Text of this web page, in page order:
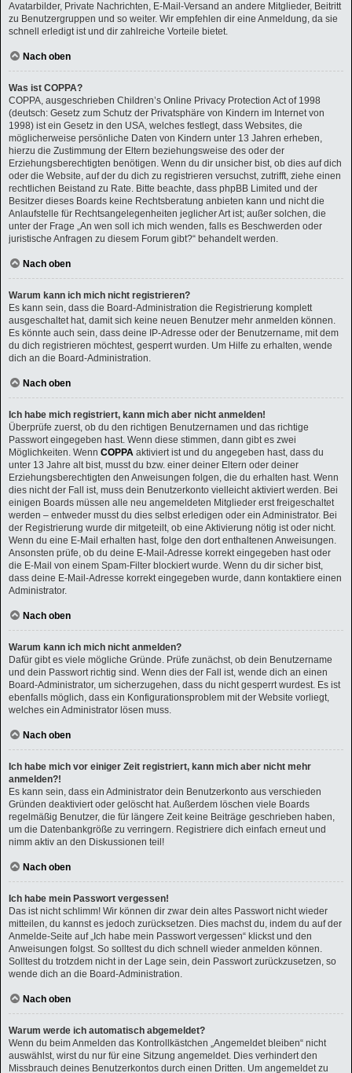
Avatarbilder, Private Nachrichten, E-Mail-Versand an andere Mitglieder, Beitritt
zu Benutzergruppen und so weiter. Wir empfehlen dir eine Anmeldung, da sie
schnell erledigt ist und dir zahlreiche Vorteile bietet.
Nach oben
Was ist COPPA?
COPPA, ausgeschrieben Children’s Online Privacy Protection Act of 1998
(deutsch: Gesetz zum Schutz der Privatsphäre von Kindern im Internet von
1998) ist ein Gesetz in den USA, welches festlegt, dass Websites, die
möglicherweise persönliche Daten von Kindern unter 13 Jahren erheben,
hierzu die Zustimmung der Eltern beziehungsweise des oder der
Erziehungsberechtigten benötigen. Wenn du dir unsicher bist, ob dies auf dich
oder die Website, auf der du dich zu registrieren versuchst, zutrifft, ziehe einen
rechtlichen Beistand zu Rate. Bitte beachte, dass phpBB Limited und der
Besitzer dieses Boards keine Rechtsberatung anbieten kann und nicht die
Anlaufstelle für Rechtsangelegenheiten jeglicher Art ist; außer solchen, die
unter der Frage „An wen soll ich mich wenden, falls es Beschwerden oder
juristische Anfragen zu diesem Forum gibt?“ behandelt werden.
Nach oben
Warum kann ich mich nicht registrieren?
Es kann sein, dass die Board-Administration die Registrierung komplett
ausgeschaltet hat, damit sich keine neuen Benutzer mehr anmelden können.
Es könnte auch sein, dass deine IP-Adresse oder der Benutzername, mit dem
du dich registrieren möchtest, gesperrt wurden. Um Hilfe zu erhalten, wende
dich an die Board-Administration.
Nach oben
Ich habe mich registriert, kann mich aber nicht anmelden!
Überprüfe zuerst, ob du den richtigen Benutzernamen und das richtige
Passwort eingegeben hast. Wenn diese stimmen, dann gibt es zwei
Möglichkeiten. Wenn COPPA aktiviert ist und du angegeben hast, dass du
unter 13 Jahre alt bist, musst du bzw. einer deiner Eltern oder deiner
Erziehungsberechtigten den Anweisungen folgen, die du erhalten hast. Wenn
dies nicht der Fall ist, muss dein Benutzerkonto vielleicht aktiviert werden. Bei
einigen Boards müssen alle neu angemeldeten Mitglieder erst freigeschaltet
werden – entweder musst du dies selbst erledigen oder ein Administrator. Bei
der Registrierung wurde dir mitgeteilt, ob eine Aktivierung nötig ist oder nicht.
Wenn du eine E-Mail erhalten hast, folge den dort enthaltenen Anweisungen.
Ansonsten prüfe, ob du deine E-Mail-Adresse korrekt eingegeben hast oder
die E-Mail von einem Spam-Filter blockiert wurde. Wenn du dir sicher bist,
dass deine E-Mail-Adresse korrekt eingegeben wurde, dann kontaktiere einen
Administrator.
Nach oben
Warum kann ich mich nicht anmelden?
Dafür gibt es viele mögliche Gründe. Prüfe zunächst, ob dein Benutzername
und dein Passwort richtig sind. Wenn dies der Fall ist, wende dich an einen
Board-Administrator, um sicherzugehen, dass du nicht gesperrt wurdest. Es ist
ebenfalls möglich, dass ein Konfigurationsproblem mit der Website vorliegt,
welches ein Administrator lösen muss.
Nach oben
Ich habe mich vor einiger Zeit registriert, kann mich aber nicht mehr
anmelden?!
Es kann sein, dass ein Administrator dein Benutzerkonto aus verschieden
Gründen deaktiviert oder gelöscht hat. Außerdem löschen viele Boards
regelmäßig Benutzer, die für längere Zeit keine Beiträge geschrieben haben,
um die Datenbankgröße zu verringern. Registriere dich einfach erneut und
nimm aktiv an den Diskussionen teil!
Nach oben
Ich habe mein Passwort vergessen!
Das ist nicht schlimm! Wir können dir zwar dein altes Passwort nicht wieder
mitteilen, du kannst es jedoch zurücksetzen. Dies machst du, indem du auf der
Anmelde-Seite auf „Ich habe mein Passwort vergessen“ klickst und den
Anweisungen folgst. So solltest du dich schnell wieder anmelden können.
Solltest du trotzdem nicht in der Lage sein, dein Passwort zurückzusetzen, so
wende dich an die Board-Administration.
Nach oben
Warum werde ich automatisch abgemeldet?
Wenn du beim Anmelden das Kontrollkästchen „Angemeldet bleiben“ nicht
auswählst, wirst du nur für eine Sitzung angemeldet. Dies verhindert den
Missbrauch deines Benutzerkontos durch einen Dritten. Um angemeldet zu